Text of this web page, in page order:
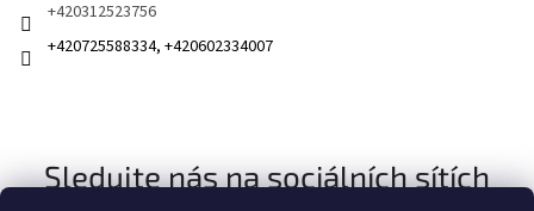
+420312523756
+420725588334, +420602334007
Sledujte nás na sociálních sítích